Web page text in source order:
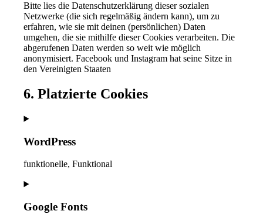
Bitte lies die Datenschutzerklärung dieser sozialen
Netzwerke (die sich regelmäßig ändern kann), um zu
erfahren, wie sie mit deinen (persönlichen) Daten
umgehen, die sie mithilfe dieser Cookies verarbeiten. Die
abgerufenen Daten werden so weit wie möglich
anonymisiert. Facebook und Instagram hat seine Sitze in
den Vereinigten Staaten
6. Platzierte Cookies
WordPress
funktionelle, Funktional
Consent
service
wordpress
Google Fonts